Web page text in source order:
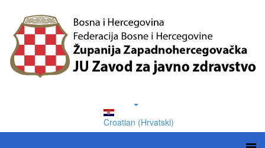
Croatian (Hrvatski)